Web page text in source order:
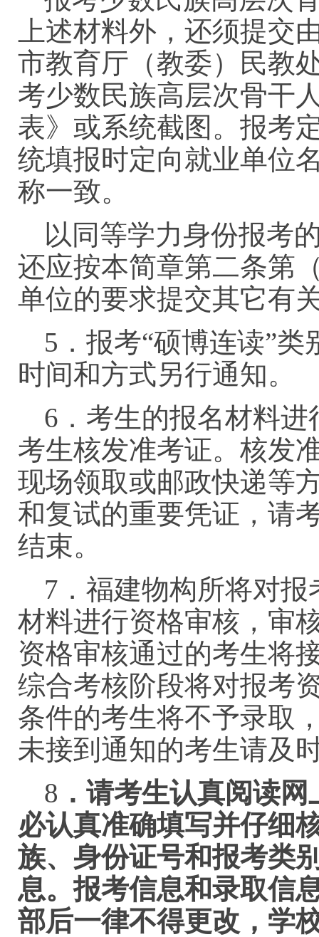
上述材料外，还须提交
市教育厅（教委）民教
考少数民族高层次骨干
表》或系统截图。报考
统填报时定向就业单位
称一致。
以同等学力身份报考
还应按本简章第二条第
单位的要求提交其它有
5．报考“硕博连读”
时间和方式另行通知
6．考生的报名材料
考生核发准考证。核发
现场领取或邮政快递等
和复试的重要凭证，请
结束。
7．福建物构所将对报
材料进行资格审核，审
资格审核通过的考生将
综合考核阶段将对报考
条件的考生将不予录取
未接到通知的考生请
8 ．请考生认真阅读
必认真准确填写并仔细
族、身份证号和报考类
息。报考信息和录取信
部后一律不得更改，学